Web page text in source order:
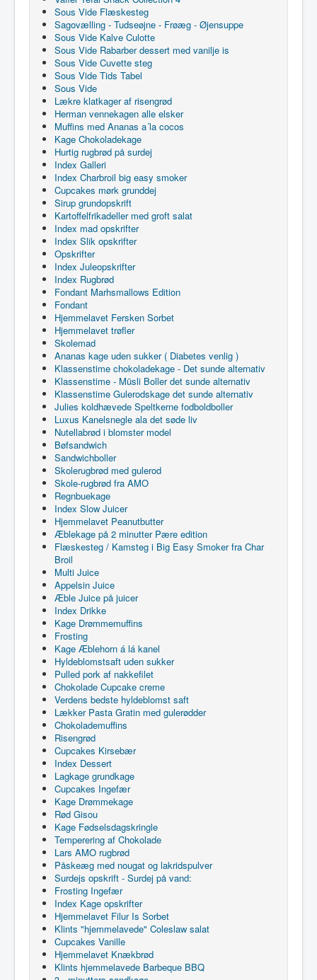
Sous Vide Flæskesteg
Sagovælling - Tudseøjne - Frøæg - Øjensuppe
Sous Vide Kalve Culotte
Sous Vide Rabarber dessert med vanilje is
Sous Vide Cuvette steg
Sous Vide Tids Tabel
Sous Vide
Lækre klatkager af risengrød
Herman vennekagen alle elsker
Muffins med Ananas a´la cocos
Kage Chokoladekage
Hurtig rugbrød på surdej
Index Galleri
Index Charbroil big easy smoker
Cupcakes mørk grunddej
Sirup grundopskrift
Kartoffelfrikadeller med groft salat
Index mad opskrifter
Index Slik opskrifter
Opskrifter
Index Juleopskrifter
Index Rugbrød
Fondant Marhsmallows Edition
Fondant
Hjemmelavet Fersken Sorbet
Hjemmelavet trøfler
Skolemad
Ananas kage uden sukker ( Diabetes venlig )
Klassenstime chokoladekage - Det sunde alternativ
Klassenstime - Müsli Boller det sunde alternativ
Klassenstime Gulerodskage det sunde alternativ
Julies koldhævede Speltkerne fodboldboller
Luxus Kanelsnegle ala det søde liv
Nutellabrød i blomster model
Bøfsandwich
Sandwichboller
Skolerugbrød med gulerod
Skole-rugbrød fra AMO
Regnbuekage
Index Slow Juicer
Hjemmelavet Peanutbutter
Æblekage på 2 minutter Pære edition
Flæskesteg / Kamsteg i Big Easy Smoker fra Char
Broil
Multi Juice
Appelsin Juice
Æble Juice på juicer
Index Drikke
Kage Drømmemuffins
Frosting
Kage Æblehorn á lá kanel
Hyldeblomstsaft uden sukker
Pulled pork af nakkefilet
Chokolade Cupcake creme
Verdens bedste hyldeblomst saft
Lækker Pasta Gratin med gulerødder
Chokolademuffins
Risengrød
Cupcakes Kirsebær
Index Dessert
Lagkage grundkage
Cupcakes Ingefær
Kage Drømmekage
Rød Gisou
Kage Fødselsdagskringle
Temperering af Chokolade
Lars AMO rugbrød
Påskeæg med nougat og lakridspulver
Surdejs opskrift - Surdej på vand:
Frosting Ingefær
Index Kage opskrifter
Hjemmelavet Filur Is Sorbet
Klints "hjemmelavede" Coleslaw salat
Cupcakes Vanille
Hjemmelavet Knækbrød
Klints hjemmelavede Barbeque BBQ